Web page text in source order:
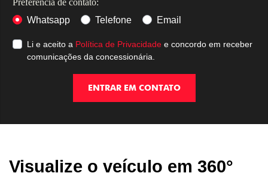
Preferência de contato:
Whatsapp
Telefone Email
Li e aceito a Política de Privacidade e concordo em receber
comunicações da concessionária.
ENTRAR EM CONTATO
Visualize o veículo em 360°